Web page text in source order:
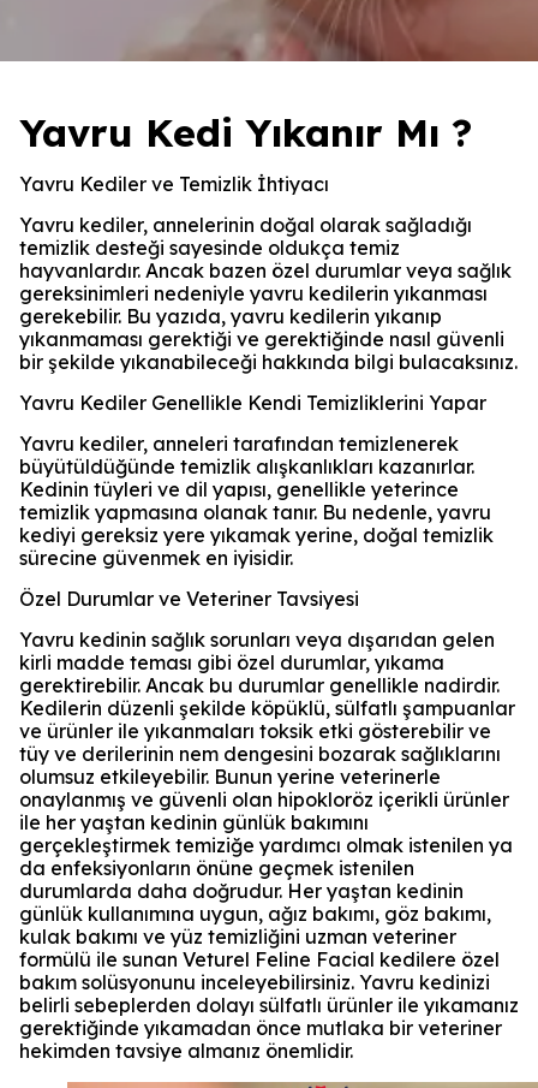
Yavru Kedi Yıkanır Mı ?
Yavru Kediler ve Temizlik İhtiyacı
Yavru kediler, annelerinin doğal olarak sağladığı
temizlik desteği sayesinde oldukça temiz
hayvanlardır. Ancak bazen özel durumlar veya sağlık
gereksinimleri nedeniyle yavru kedilerin yıkanması
gerekebilir. Bu yazıda, yavru kedilerin yıkanıp
yıkanmaması gerektiği ve gerektiğinde nasıl güvenli
bir şekilde yıkanabileceği hakkında bilgi bulacaksınız.
Yavru Kediler Genellikle Kendi Temizliklerini Yapar
Yavru kediler, anneleri tarafından temizlenerek
büyütüldüğünde temizlik alışkanlıkları kazanırlar.
Kedinin tüyleri ve dil yapısı, genellikle yeterince
temizlik yapmasına olanak tanır. Bu nedenle, yavru
kediyi gereksiz yere yıkamak yerine, doğal temizlik
sürecine güvenmek en iyisidir.
Özel Durumlar ve Veteriner Tavsiyesi
Yavru kedinin sağlık sorunları veya dışarıdan gelen
kirli madde teması gibi özel durumlar, yıkama
gerektirebilir. Ancak bu durumlar genellikle nadirdir.
Kedilerin düzenli şekilde köpüklü, sülfatlı şampuanlar
ve ürünler ile yıkanmaları toksik etki gösterebilir ve
tüy ve derilerinin nem dengesini bozarak sağlıklarını
olumsuz etkileyebilir. Bunun yerine veterinerle
onaylanmış ve güvenli olan hipokloröz içerikli ürünler
ile her yaştan kedinin günlük bakımını
gerçekleştirmek temiziğe yardımcı olmak istenilen ya
da enfeksiyonların önüne geçmek istenilen
durumlarda daha doğrudur. Her yaştan kedinin
günlük kullanımına uygun, ağız bakımı, göz bakımı,
kulak bakımı ve yüz temizliğini uzman veteriner
formülü ile sunan Veturel Feline Facial kedilere özel
bakım solüsyonunu inceleyebilirsiniz. Yavru kedinizi
belirli sebeplerden dolayı sülfatlı ürünler ile yıkamanız
gerektiğinde yıkamadan önce mutlaka bir veteriner
hekimden tavsiye almanız önemlidir.